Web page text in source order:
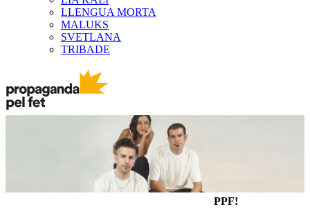
LLENGUA MORTA
MALUKS
SVETLANA
TRIBADE
PPF!